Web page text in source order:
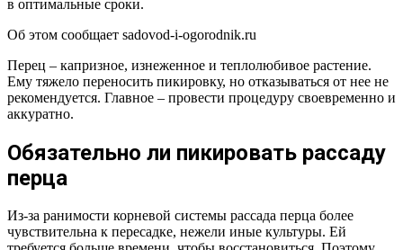
в оптимальные сроки.
Об этом сообщает sadovod-i-ogorodnik.ru
Перец – капризное, изнеженное и теплолюбивое растение.
Ему тяжело переносить пикировку, но отказываться от нее не
рекомендуется. Главное – провести процедуру своевременно и
аккуратно.
Обязательно ли пикировать рассаду
перца
Из-за ранимости корневой системы рассада перца более
чувствительна к пересадке, нежели иные культуры. Ей